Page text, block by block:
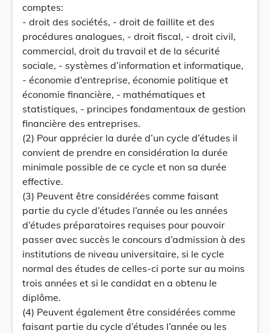
comptes:
- droit des sociétés, - droit de faillite et des
procédures analogues, - droit fiscal, - droit civil,
commercial, droit du travail et de la sécurité
sociale, - systèmes d’information et informatique,
- économie d’entreprise, économie politique et
économie financière, - mathématiques et
statistiques, - principes fondamentaux de gestion
financière des entreprises.
(2) Pour apprécier la durée d’un cycle d’études il
convient de prendre en considération la durée
minimale possible de ce cycle et non sa durée
effective.
(3) Peuvent être considérées comme faisant
partie du cycle d’études l’année ou les années
d’études préparatoires requises pour pouvoir
passer avec succès le concours d’admission à des
institutions de niveau universitaire, si le cycle
normal des études de celles-ci porte sur au moins
trois années et si le candidat en a obtenu le
diplôme.
(4) Peuvent également être considérées comme
faisant partie du cycle d’études l’année ou les